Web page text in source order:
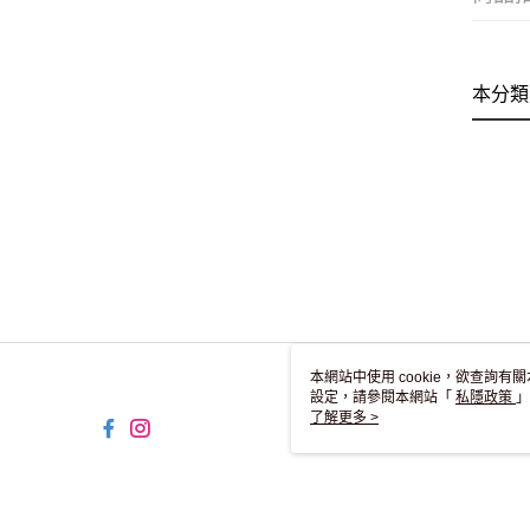
本分
本網站中使用 cookie，欲查詢有
設定，請參閱本網站「 私隱政策
用 cookie。
了解更多 >